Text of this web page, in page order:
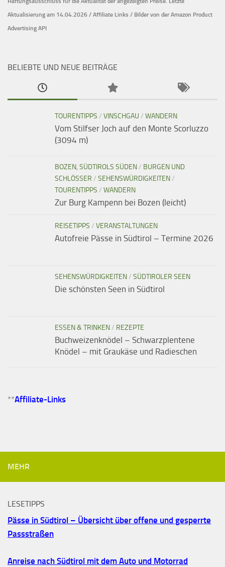
Aktualisierung am 14.04.2026 / Affiliate Links / Bilder von der Amazon Product
Advertising API
BELIEBTE UND NEUE BEITRÄGE
TOURENTIPPS / VINSCHGAU / WANDERN
Vom Stilfser Joch auf den Monte Scorluzzo
(3094 m)
BOZEN, SÜDTIROLS SÜDEN/ BURGEN UND
SCHLÖSSER / SEHENSWÜRDIGKEITEN/
TOURENTIPPS / WANDERN
Zur Burg Kampenn bei Bozen (leicht)
REISETIPPS / VERANSTALTUNGEN
Autofreie Pässe in Südtirol – Termine 2026
SEHENSWÜRDIGKEITEN/ SÜDTIROLER SEEN
Die schönsten Seen in Südtirol
ESSEN & TRINKEN/ REZEPTE
Buchweizenknödel – Schwarzplentene
Knödel – mit Graukäse und Radieschen
**Affiliate-Links
MEHR
LESETIPPS
Pässe in Südtirol – Übersicht über offene und gesperrte
Passstraßen
Anreise nach Südtirol mit dem Auto und Motorrad